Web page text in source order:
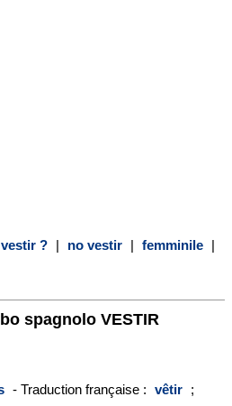
vestir ? | no vestir | femminile |
spagnolo VESTIR
- Traduction française : vêtir ;